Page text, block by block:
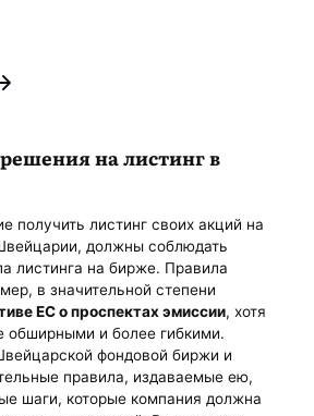
на листинг в
получить листинг своих акций на
должны соблюдать
листинга на бирже. Правила
в значительной степени
ЕС о проспектах эмиссии, хотя
обширными и более гибкими.
фондовой биржи и
правила, издаваемые ею,
шаги, которые компания должна